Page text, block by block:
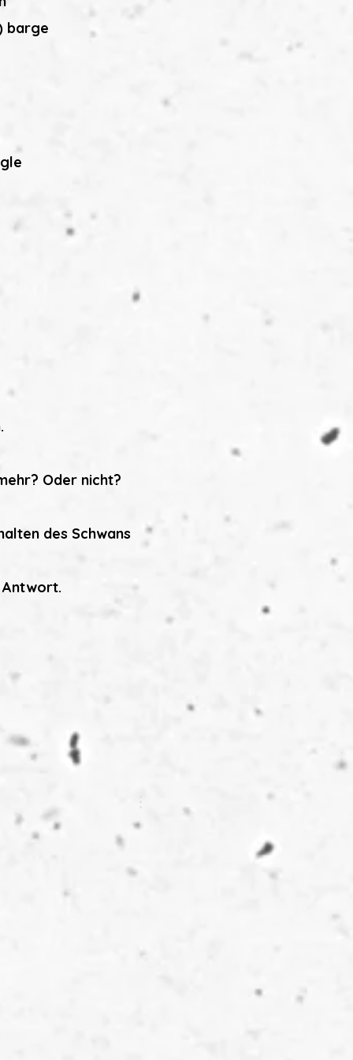
barge
Oder nicht?
des Schwans
Antwort.